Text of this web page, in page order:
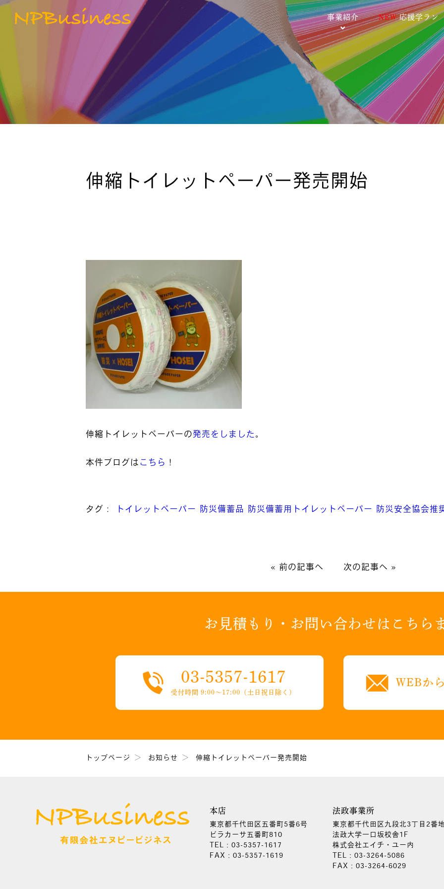
事業紹介
オリジナルグッズ製作事業 物品調達事業
留学サポート事業
NEW応援学ラン
伸縮トイレットペーパー発売開始
伸縮トイレットペーパーの発売をしました。
本件ブログは こちら ！
タグ： トイレットペーパー 防災備蓄品 防災備蓄用トイレットペーパー 防災安全協会推
« 前の記事へ 次の記事へ »
お見積もり・お問い合わせはこちら
03-5357-1617
受付時間 9:00〜17:00 （土日祝日除く）
WEBか
トップページ お知らせ 伸縮トイレットペーパー発売開始
本店
東京都千代田区五番町5番6号
ビラカーサ五番町810
TEL：03-5357-1617
FAX：03-5357-1619
法政事業所
東京都千代田区九段北3丁目2番
法政大学一口坂校舎1F
株式会社エイチ・ユー内
TEL：03-3264-5086
FAX：03-3264-6029